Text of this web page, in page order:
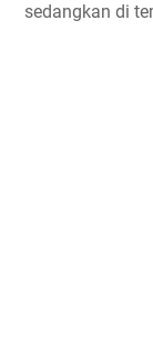
sedangkan di